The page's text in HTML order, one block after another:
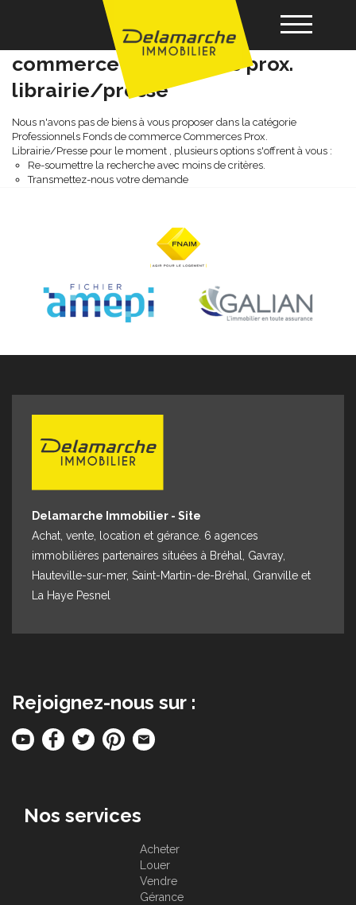
Acheter
Louer
Nos agences
Espace client Nous contacter
Professionnels fonds de
commerce commerces prox.
librairie/presse
Nous n'avons pas de biens à vous proposer dans la catégorie
Professionnels Fonds de commerce Commerces Prox.
Librairie/Presse pour le moment , plusieurs options s'offrent à vous :
Re-soumettre la recherche avec moins de critères.
Transmettez-nous votre demande
Delamarche Immobilier - Site
Achat, vente, location et gérance. 6 agences
immobilières partenaires situées à Bréhal, Gavray,
Hauteville-sur-mer, Saint-Martin-de-Bréhal, Granville et
La Haye Pesnel
Rejoignez-nous sur :
Nos services
Acheter
Louer
Vendre
Gérance